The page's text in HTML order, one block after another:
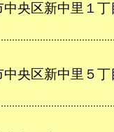
央区新中里１丁
央区新中里５丁